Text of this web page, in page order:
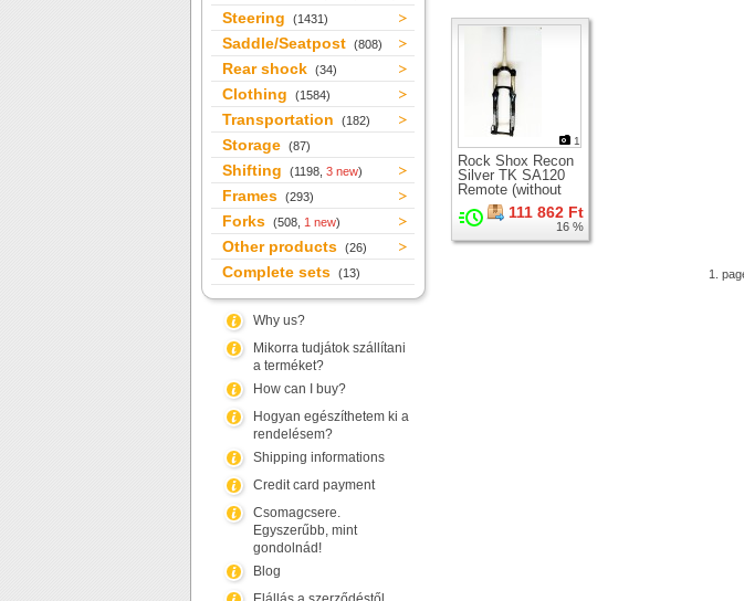
Steering (1431)
Saddle/Seatpost (808)
Rear shock (34)
Clothing (1584)
Transportation (182)
Storage (87)
Shifting (1198, 3 new)
Frames (293)
Forks (508, 1 new)
Other products (26)
Complete sets (13)
Why us?
Mikorra tudjátok szállítani
a terméket?
How can I buy?
Hogyan egészíthetem ki a
rendelésem?
Shipping informations
Credit card payment
Csomagcsere.
Egyszerűbb, mint
gondolnád!
Blog
1
Rock Shox Recon
Silver TK SA120
Remote (without
LO lever)
suspension fork for
111 862 Ft
16 %
1.